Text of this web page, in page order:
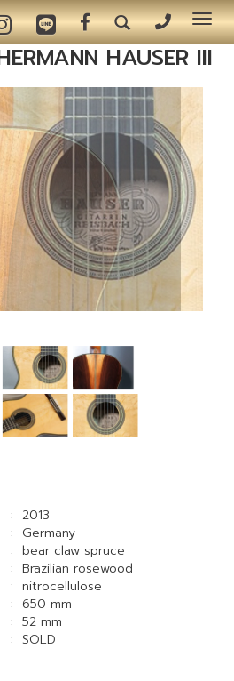
HAUSER III
: 2013
: Germany
: bear claw spruce
: Brazilian rosewood
: nitrocellulose
: 650 mm
: 52 mm
: SOLD